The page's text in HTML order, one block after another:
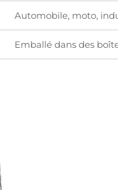
Automobile, moto,
Emballé dans des boîtes